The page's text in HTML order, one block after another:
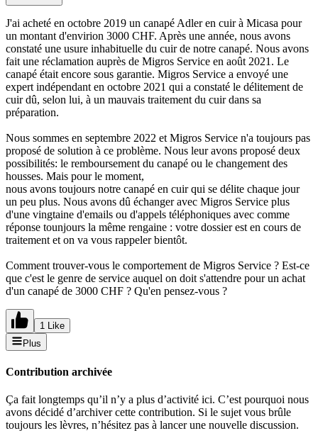
J'ai acheté en octobre 2019 un canapé Adler en cuir à Micasa pour
un montant d'envirion 3000 CHF. Après une année, nous avons
constaté une usure inhabituelle du cuir de notre canapé. Nous avons
fait une réclamation auprès de Migros Service en août 2021. Le
canapé était encore sous garantie. Migros Service a envoyé une
expert indépendant en octobre 2021 qui a constaté le délitement de
cuir dû, selon lui, à un mauvais traitement du cuir dans sa
préparation.
Nous sommes en septembre 2022 et Migros Service n'a toujours pas
proposé de solution à ce problème. Nous leur avons proposé deux
possibilités: le remboursement du canapé ou le changement des
housses. Mais pour le moment,
nous avons toujours notre canapé en cuir qui se délite chaque jour
un peu plus. Nous avons dû échanger avec Migros Service plus
d'une vingtaine d'emails ou d'appels téléphoniques avec comme
réponse tounjours la même rengaine : votre dossier est en cours de
traitement et on va vous rappeler bientôt.
Comment trouver-vous le comportement de Migros Service ? Est-ce
que c'est le genre de service auquel on doit s'attendre pour un achat
d'un canapé de 3000 CHF ? Qu'en pensez-vous ?
1 Like
Plus
Contribution archivée
Ça fait longtemps qu’il n’y a plus d’activité ici. C’est pourquoi nous
avons décidé d’archiver cette contribution. Si le sujet vous brûle
toujours les lèvres, n’hésitez pas à lancer une nouvelle discussion.